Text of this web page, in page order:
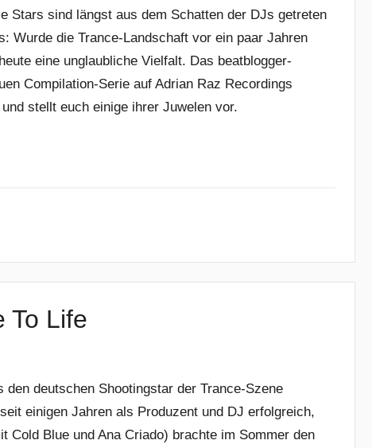
Stars sind längst aus dem Schatten der DJs getreten
Wurde die Trance-Landschaft vor ein paar Jahren
eine unglaubliche Vielfalt. Das beatblogger-
Compilation-Serie auf Adrian Raz Recordings
stellt euch einige ihrer Juwelen vor.
To Life
deutschen Shootingstar der Trance-Szene
einigen Jahren als Produzent und DJ erfolgreich,
Cold Blue und Ana Criado) brachte im Sommer den